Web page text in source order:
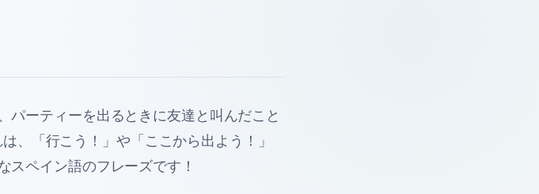
パーティーを出るときに友達と叫んだこと
は、「行こう！」や「ここから出よう！」
スペイン語のフレーズです！